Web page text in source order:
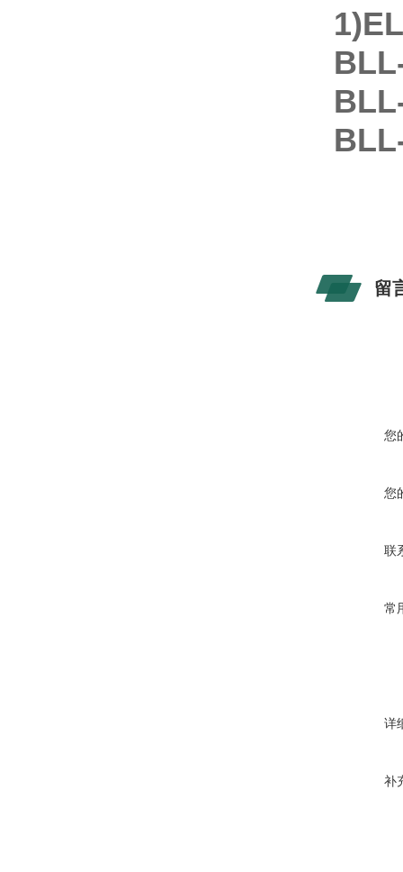
留
您
您
联
常
详
补